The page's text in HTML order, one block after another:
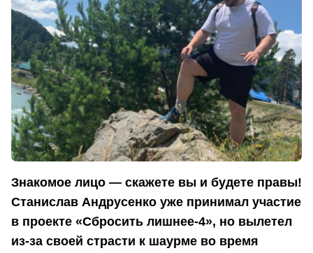
Знакомое лицо — скажете вы и будете правы!
Станислав Андрусенко уже принимал участие
в проекте «Сбросить лишнее-4», но вылетел
из-за своей страсти к шаурме во время